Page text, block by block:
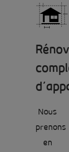
Nous
prenons
en